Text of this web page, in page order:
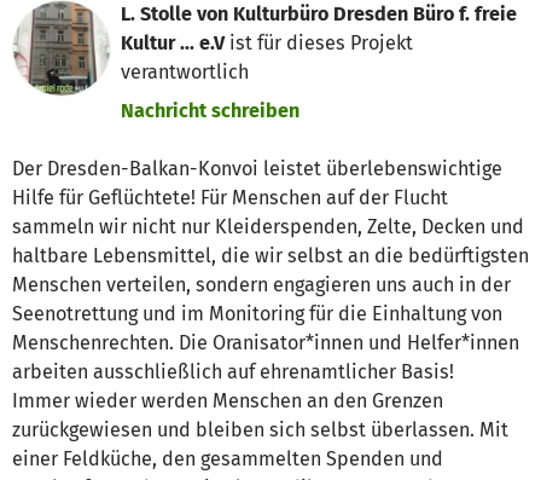
L. Stolle von Kulturbüro Dresden Büro f. freie
Kultur ... e.Vist für dieses Projekt
verantwortlich
Nachricht schreiben
Der Dresden-Balkan-Konvoi leistet überlebenswichtige
Hilfe für Geflüchtete! Für Menschen auf der Flucht
sammeln wir nicht nur Kleiderspenden, Zelte, Decken und
haltbare Lebensmittel, die wir selbst an die bedürftigsten
Menschen verteilen, sondern engagieren uns auch in der
Seenotrettung und im Monitoring für die Einhaltung von
Menschenrechten. Die Oranisator*innen und Helfer*innen
arbeiten ausschließlich auf ehrenamtlicher Basis!
Immer wieder werden Menschen an den Grenzen
zurückgewiesen und bleiben sich selbst überlassen. Mit
einer Feldküche, den gesammelten Spenden und